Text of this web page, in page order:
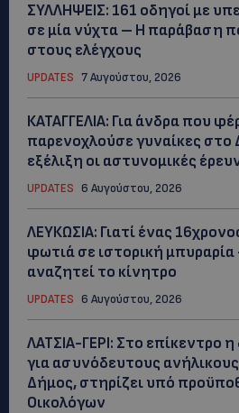
ΣΥΛΛΗΨΕΙΣ: 161 οδηγοί με
σε μία νύχτα – Η παράβαση
στους ελέγχους
UPDATES 7 Αυγούστου, 2026
ΚΑΤΑΓΓΕΛΙΑ: Για άνδρα που
παρενοχλούσε γυναίκες στο
εξέλιξη οι αστυνομικές
UPDATES 6 Αυγούστου, 2026
ΛΕΥΚΩΣΙΑ: Γιατί ένας
φωτιά σε ιστορική
αναζητεί το κίνητρο
UPDATES 6 Αυγούστου, 2026
ΛΑΤΣΙΑ-ΓΕΡΙ: Στο επίκεντρο
για ασυνόδευτους
Δήμος, στηρίζει υπό
Οικολόγων